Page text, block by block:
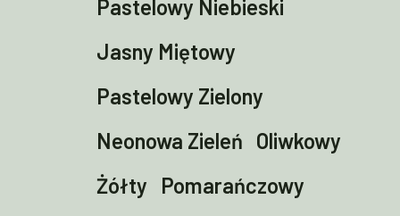
Pastelowy Niebieski
Jasny Miętowy
Pastelowy Zielony
Neonowa Zieleń Oliwkowy
Żółty
Pomarańczowy